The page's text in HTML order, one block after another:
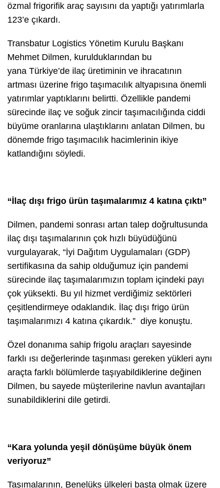
özmal frigorifik araç sayısını da yaptığı yatırımlarla
123’e çıkardı.
Transbatur Logistics Yönetim Kurulu Başkanı
Mehmet Dilmen, kurulduklarından bu
yana Türkiye’de ilaç üretiminin ve ihracatının
artması üzerine frigo taşımacılık altyapısına önemli
yatırımlar yaptıklarını belirtti. Özellikle pandemi
sürecinde ilaç ve soğuk zincir taşımacılığında ciddi
büyüme oranlarına ulaştıklarını anlatan Dilmen, bu
dönemde frigo taşımacılık hacimlerinin ikiye
katlandığını söyledi.
“İlaç dışı frigo ürün taşımalarımız 4 katına çıktı”
Dilmen, pandemi sonrası artan talep doğrultusunda
ilaç dışı taşımalarının çok hızlı büyüdüğünü
vurgulayarak, “İyi Dağıtım Uygulamaları (GDP)
sertifikasına da sahip olduğumuz için pandemi
sürecinde ilaç taşımalarımızın toplam içindeki payı
çok yüksekti. Bu yıl hizmet verdiğimiz sektörleri
çeşitlendirmeye odaklandık. İlaç dışı frigo ürün
taşımalarımızı 4 katına çıkardık.” diye konuştu.
Özel donanıma sahip frigolu araçları sayesinde
farklı ısı değerlerinde taşınması gereken yükleri aynı
araçta farklı bölümlerde taşıyabildiklerine değinen
Dilmen, bu sayede müşterilerine navlun avantajları
sunabildiklerini dile getirdi.
“Kara yolunda yeşil dönüşüme büyük önem
veriyoruz”
Taşımalarının, Benelüks ülkeleri başta olmak üzere